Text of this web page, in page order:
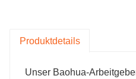
ausrüstungen sowie
Kleinplattenprofiler,
Produktdetails
Unser Baohua-